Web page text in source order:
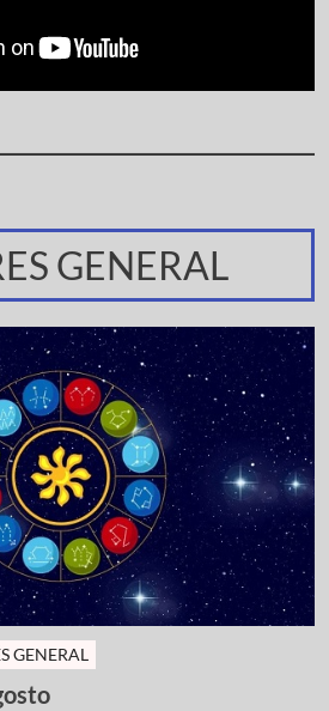
GENERAL
GENERAL